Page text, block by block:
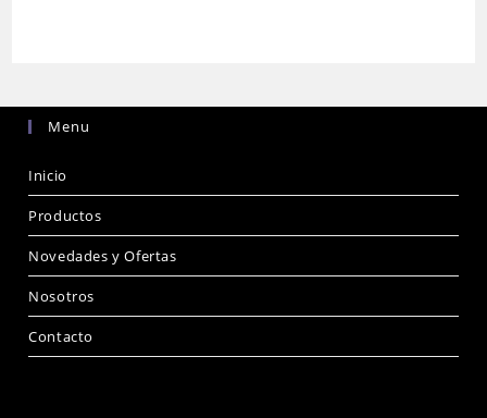
Menu
Inicio
Productos
Novedades y Ofertas
Nosotros
Contacto